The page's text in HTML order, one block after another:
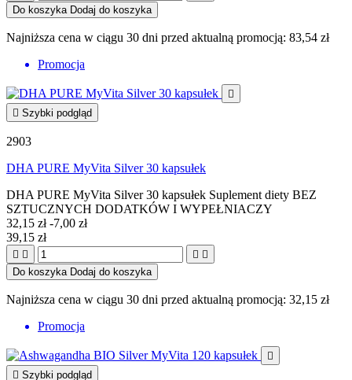
Do koszyka Dodaj do koszyka
Najniższa cena w ciągu 30 dni przed aktualną promocją: 83,54 zł
Promocja

 Szybki podgląd
2903
DHA PURE MyVita Silver 30 kapsułek
DHA PURE MyVita Silver 30 kapsułek Suplement diety BEZ
SZTUCZNYCH DODATKÓW I WYPEŁNIACZY
32,15 zł-7,00 zł
39,15 zł
   
Do koszyka Dodaj do koszyka
Najniższa cena w ciągu 30 dni przed aktualną promocją: 32,15 zł
Promocja

 Szybki podgląd